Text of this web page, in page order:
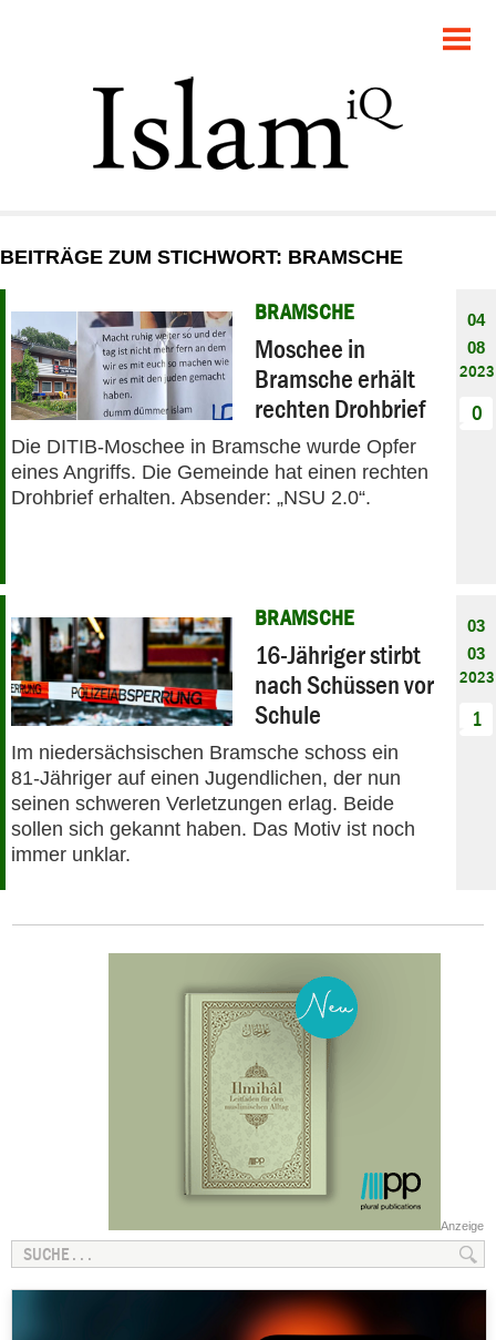
GESELLSCHAFT
STARTSEITE
DEBATTE
PANORAMA
BEITRÄGE ZUM STICHWORT: BRAMSCHE
BRAMSCHE
Moschee in
Bramsche erhält
rechten Drohbrief
Die DITIB-Moschee in Bramsche wurde Opfer
eines Angriffs. Die Gemeinde hat einen rechten
Drohbrief erhalten. Absender: „NSU 2.0“.
04
08
2023
0
BRAMSCHE
16-Jähriger stirbt
nach Schüssen vor
Schule
Im niedersächsischen Bramsche schoss ein
81-Jähriger auf einen Jugendlichen, der nun
seinen schweren Verletzungen erlag. Beide
sollen sich gekannt haben. Das Motiv ist noch
immer unklar.
03
03
2023
1
Anzeige